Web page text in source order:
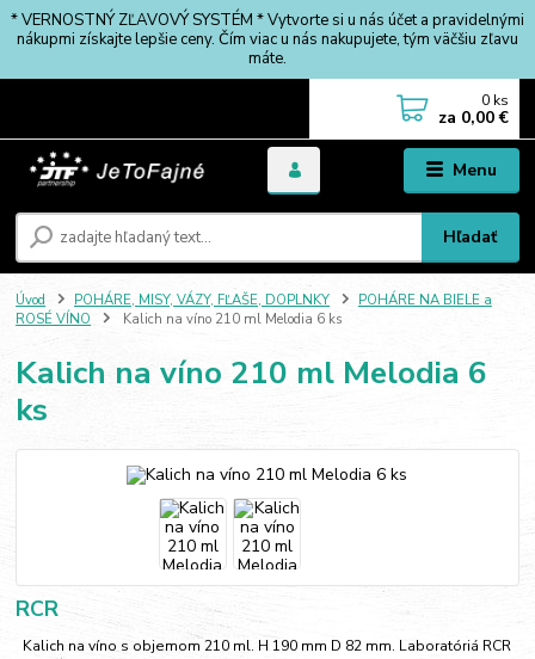
* VERNOSTNÝ ZĽAVOVÝ SYSTÉM * Vytvorte si u nás účet a pravidelnými
nákupmi získajte lepšie ceny. Čím viac u nás nakupujete, tým väčšiu zľavu
máte.
Menu
Hľadať
0 ks
za 0,00 €
Úvod POHÁRE, MISY, VÁZY, FĽAŠE, DOPLNKY
POHÁRE NA BIELE a
ROSÉ VÍNO
Kalich na víno 210 ml Melodia 6 ks
Kalich na víno 210 ml Melodia 6
ks
RCR
Kalich na víno s objemom 210 ml. H 190 mm D 82 mm. Laboratóriá RCR